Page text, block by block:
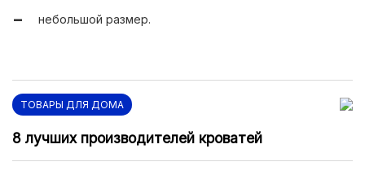
небольшой размер.
ТОВАРЫ ДЛЯ ДОМА
8 лучших производителей кроватей